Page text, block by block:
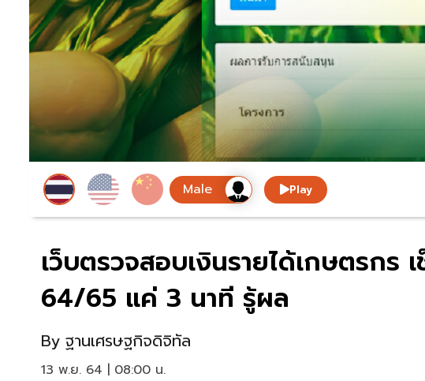
Play
เว็บตรวจสอบเงินรายได้เกษตรกร
64/65 แค่ 3 นาที รู้ผล
By ฐานเศรษฐกิจดิจิทัล
13 พ.ย. 64 | 08:00 น.